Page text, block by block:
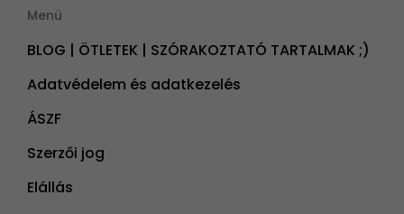
Menü
BLOG | ÖTLETEK | SZÓRAKOZTATÓ TARTALMAK ;)
Adatvédelem és adatkezelés
ÁSZF
Szerzői jog
Elállás